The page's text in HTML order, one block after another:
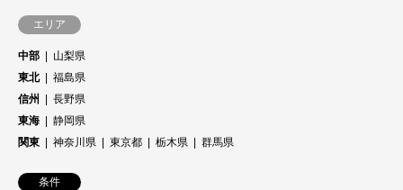
エリア
中部
山梨県
東北
福島県
信州
長野県
東海
静岡県
関東
神奈川県 東京都 栃木県 群馬県
条件